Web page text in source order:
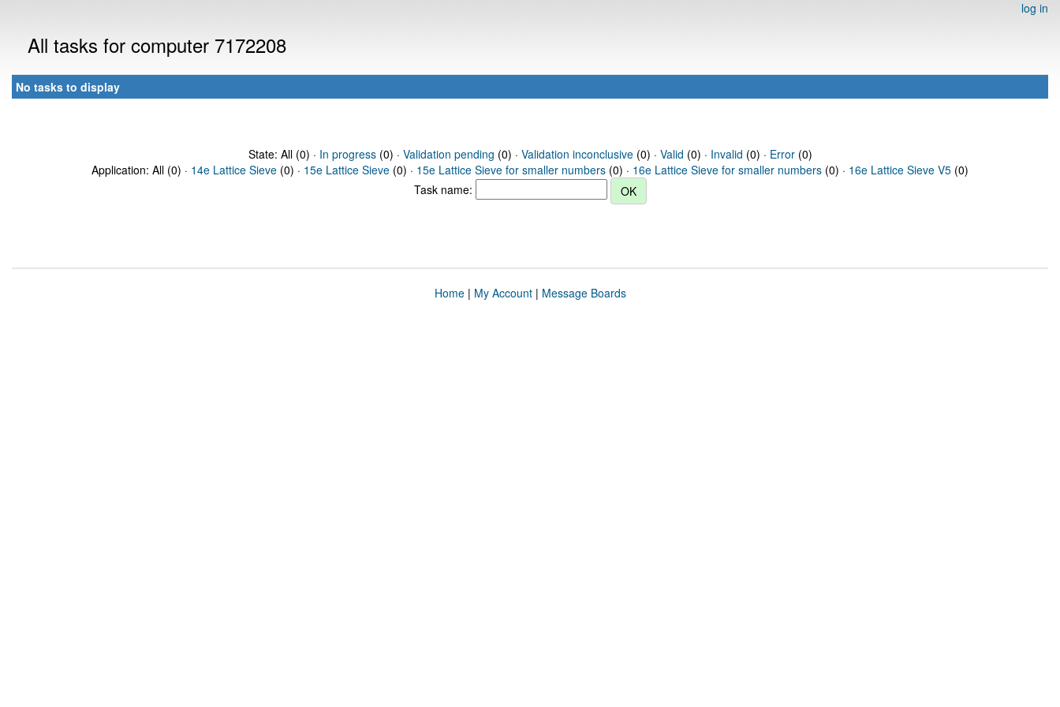
log in
All tasks for computer 7172208
No tasks to display
State: All (0) · In progress(0) · Validation pending (0) · Validation inconclusive(0) · Valid (0) · Invalid (0) · Error(0)
Application: All (0) · 14e Lattice Sieve (0) · 15e Lattice Sieve (0) · 15e Lattice Sieve for smaller numbers (0) · 16e Lattice Sieve for smaller numbers (0) · 16e Lattice Sieve V5 (0)
Task name:
Home| My Account| Message Boards